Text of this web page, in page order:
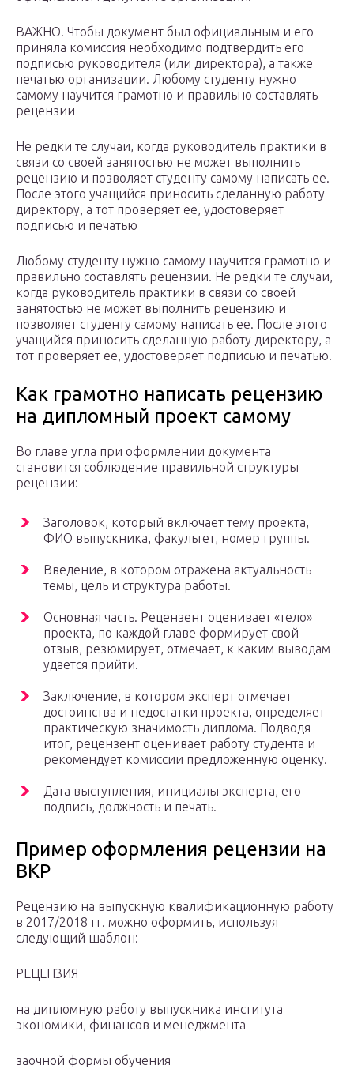
ВАЖНО! Чтобы документ был официальным и его
приняла комиссия необходимо подтвердить его
подписью руководителя (или директора), а также
печатью организации. Любому студенту нужно
самому научится грамотно и правильно составлять
рецензии
Не редки те случаи, когда руководитель практики в
связи со своей занятостью не может выполнить
рецензию и позволяет студенту самому написать ее.
После этого учащийся приносить сделанную работу
директору, а тот проверяет ее, удостоверяет
подписью и печатью
Любому студенту нужно самому научится грамотно и
правильно составлять рецензии. Не редки те случаи,
когда руководитель практики в связи со своей
занятостью не может выполнить рецензию и
позволяет студенту самому написать ее. После этого
учащийся приносить сделанную работу директору, а
тот проверяет ее, удостоверяет подписью и печатью.
Как грамотно написать рецензию
на дипломный проект самому
Во главе угла при оформлении документа
становится соблюдение правильной структуры
рецензии:
Заголовок, который включает тему проекта,
ФИО выпускника, факультет, номер группы.
Введение, в котором отражена актуальность
темы, цель и структура работы.
Основная часть. Рецензент оценивает «тело»
проекта, по каждой главе формирует свой
отзыв, резюмирует, отмечает, к каким выводам
удается прийти.
Заключение, в котором эксперт отмечает
достоинства и недостатки проекта, определяет
практическую значимость диплома. Подводя
итог, рецензент оценивает работу студента и
рекомендует комиссии предложенную оценку.
Дата выступления, инициалы эксперта, его
подпись, должность и печать.
Пример оформления рецензии на
ВКР
Рецензию на выпускную квалификационную работу
в 2017/2018 гг. можно оформить, используя
следующий шаблон:
РЕЦЕНЗИЯ
на дипломную работу выпускника института
экономики, финансов и менеджмента
заочной формы обучения